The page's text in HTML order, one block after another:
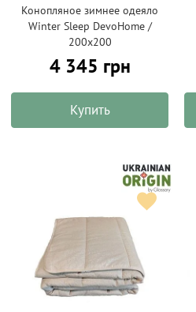
Конопляное зимнее одеяло
Winter Sleep DevoHome /
200х200
4 345 грн
Купить